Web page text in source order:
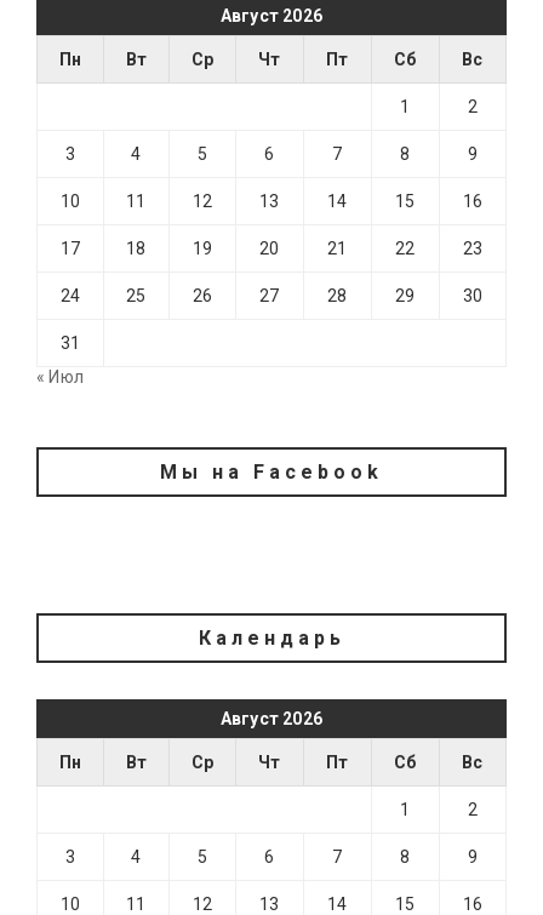
Август 2026
Пн Вт Ср Чт Пт Сб Вс
1 2
3 4 5 6 7 8 9
10 11 12 13 14 15 16
17 18 19 20 21 22 23
24 25 26 27 28 29 30
31
« Июл
Мы на Facebook
Календарь
Август 2026
Пн Вт Ср Чт Пт Сб Вс
1 2
3 4 5 6 7 8 9
10 11 12 13 14 15 16